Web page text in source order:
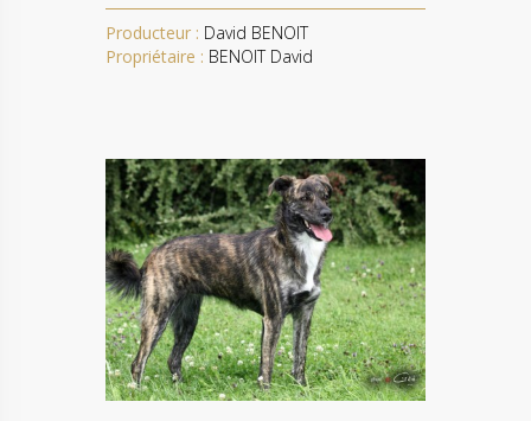
Producteur : David BENOIT
Propriétaire : BENOIT David